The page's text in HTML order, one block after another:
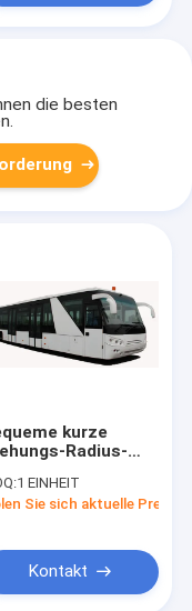
die besten
kurze
Radius-
niedrige Boden-
1 EINHEIT
Sie sich aktuelle Preis
Kontakt